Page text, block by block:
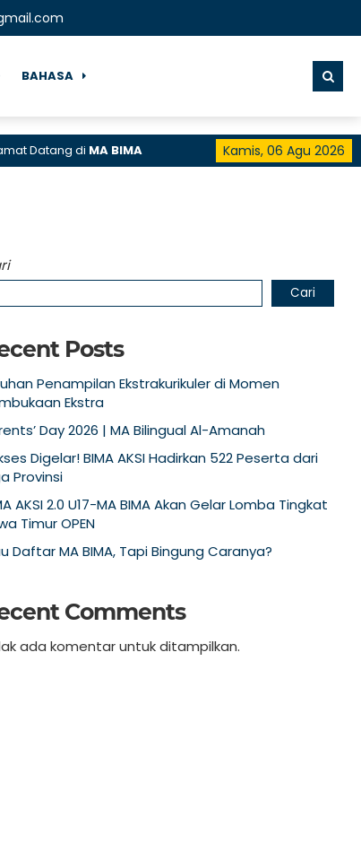
BAHASA
Kamis, 06 Agu 2026
diMA BIMA
Cari
Posts
Penampilan Ekstrakurikuler di Momen
Ekstra
Day 2026 | MA Bilingual Al-Amanah
Digelar! BIMA AKSI Hadirkan 522 Peserta dari
Provinsi
AKSI 2.0 U17-MA BIMA Akan Gelar Lomba Tingkat
Timur OPEN
Daftar MA BIMA, Tapi Bingung Caranya?
Comments
ada komentar untuk ditampilkan.